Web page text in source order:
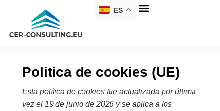
ES
Política de cookies (UE)
Esta política de cookies fue actualizada por última
vez el 19 de junio de 2026 y se aplica a los